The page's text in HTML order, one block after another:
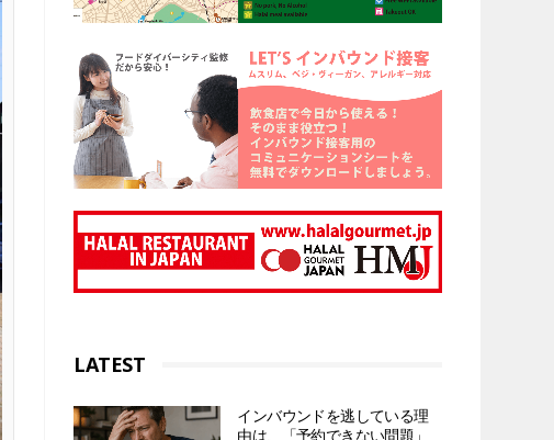
LATEST
インバウンドを逃している理
由は、「予約できない問題」